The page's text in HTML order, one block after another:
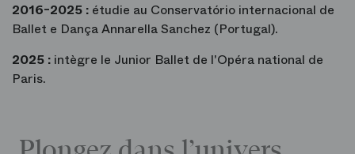
2016-2025 : étudie au Conservatório internacional de
Ballet e Dança Annarella Sanchez (Portugal).
2025 : intègre le Junior Ballet de l'Opéra national de
Paris.